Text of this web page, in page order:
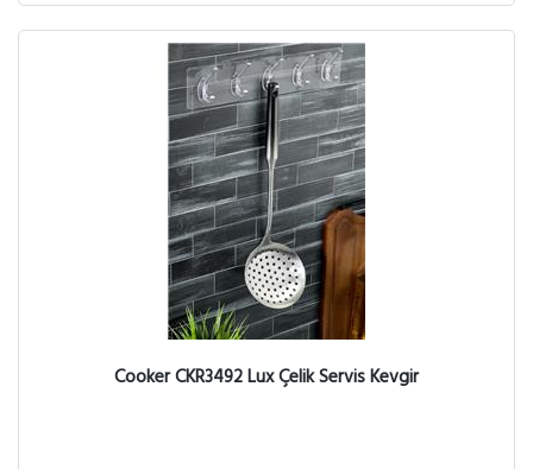
Cooker CKR3492 Lux Çelik Servis Kevgir